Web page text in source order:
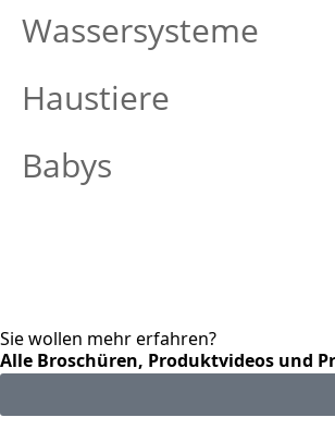
Wassersysteme
Haustiere
Babys
Sie wollen mehr erfahren?
Alle Broschüren, Produktvideos und